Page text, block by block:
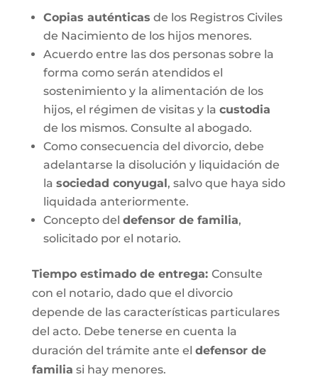
Copias auténticas de los Registros Civiles
de Nacimiento de los hijos menores.
Acuerdo entre las dos personas sobre la
forma como serán atendidos el
sostenimiento y la alimentación de los
hijos, el régimen de visitas y la custodia
de los mismos. Consulte al abogado.
Como consecuencia del divorcio, debe
adelantarse la disolución y liquidación de
la sociedad conyugal, salvo que haya sido
liquidada anteriormente.
Concepto del defensor de familia,
solicitado por el notario.
Tiempo estimado de entrega: Consulte
con el notario, dado que el divorcio
depende de las características particulares
del acto. Debe tenerse en cuenta la
duración del trámite ante el defensor de
familia si hay menores.